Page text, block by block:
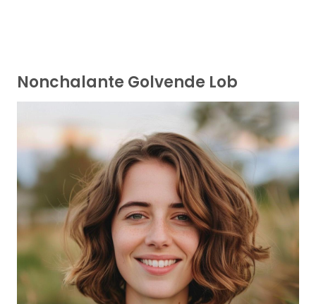
Nonchalante Golvende Lob